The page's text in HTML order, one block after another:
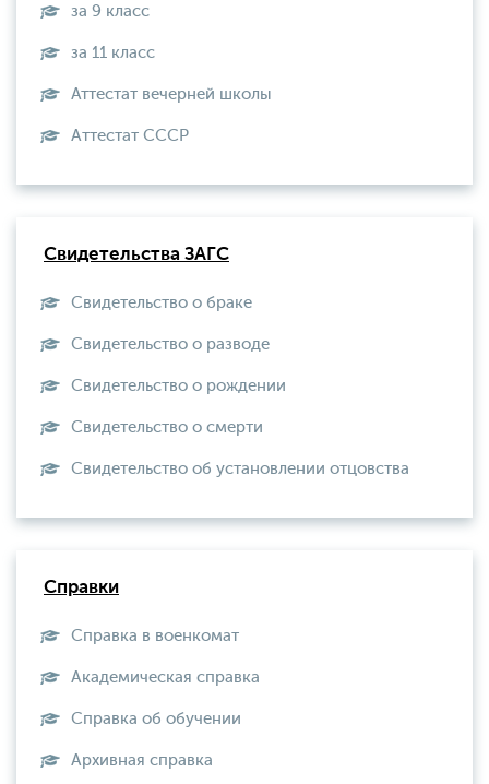
за 9 класс
за 11 класс
Аттестат вечерней школы
Aттестат СССР
Свидетельства ЗАГС
Свидетельство о браке
Свидетельство о разводе
Свидетельство о рождении
Свидетельство о смерти
Свидетельство об установлении отцовства
Справки
Справка в военкомат
Академическая справка
Справка об обучении
Архивная справка